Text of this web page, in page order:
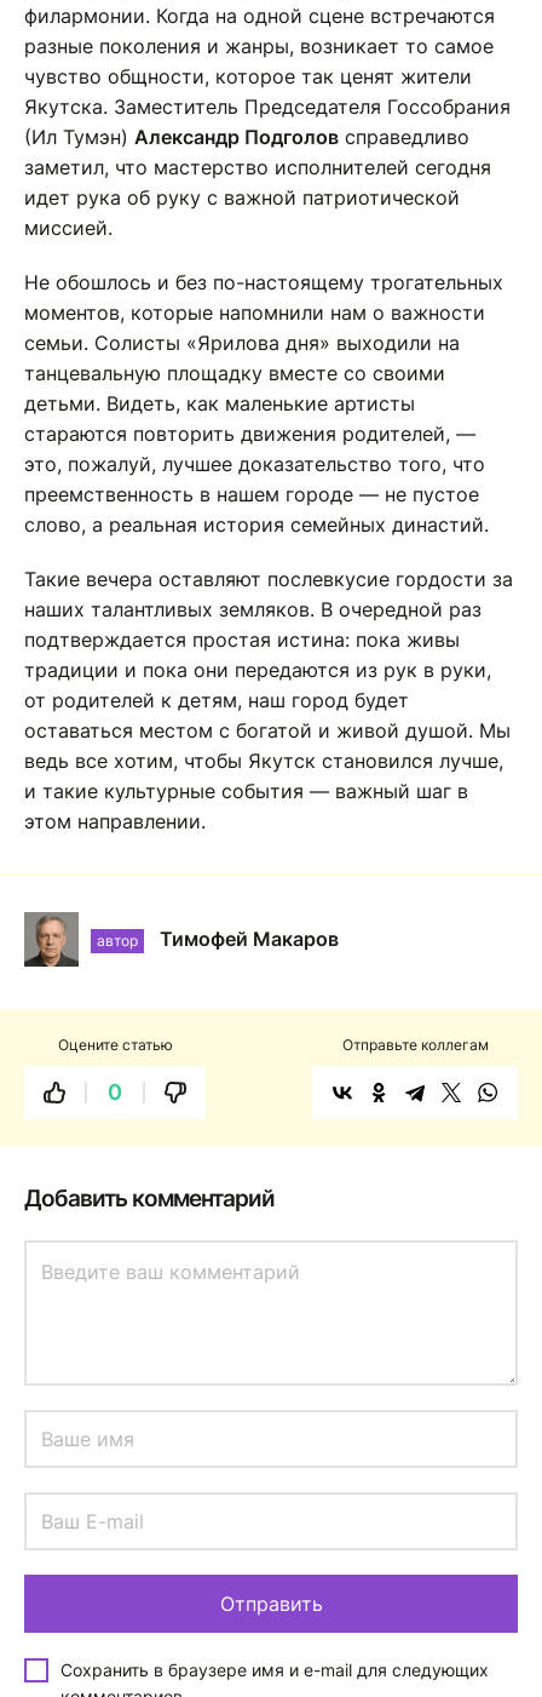
филармонии. Когда на одной сцене встречаются
разные поколения и жанры, возникает то самое
чувство общности, которое так ценят жители
Якутска. Заместитель Председателя Госсобрания
(Ил Тумэн) Александр Подголов справедливо
заметил, что мастерство исполнителей сегодня
идет рука об руку с важной патриотической
миссией.
Не обошлось и без по-настоящему трогательных
моментов, которые напомнили нам о важности
семьи. Солисты «Ярилова дня» выходили на
танцевальную площадку вместе со своими
детьми. Видеть, как маленькие артисты
стараются повторить движения родителей, —
это, пожалуй, лучшее доказательство того, что
преемственность в нашем городе — не пустое
слово, а реальная история семейных династий.
Такие вечера оставляют послевкусие гордости за
наших талантливых земляков. В очередной раз
подтверждается простая истина: пока живы
традиции и пока они передаются из рук в руки,
от родителей к детям, наш город будет
оставаться местом с богатой и живой душой. Мы
ведь все хотим, чтобы Якутск становился лучше,
и такие культурные события — важный шаг в
этом направлении.
автор Тимофей Макаров
Оцените статью
0
Отправьте коллегам
Добавить комментарий
Сохранить в браузере имя и e-mail для следующих